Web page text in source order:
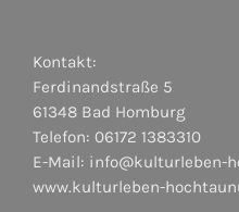
Kontakt:
Ferdinandstraße 5
61348 Bad Homburg
Telefon: 06172 1383310
E-Mail: info@kulturleben-
www.kulturleben-